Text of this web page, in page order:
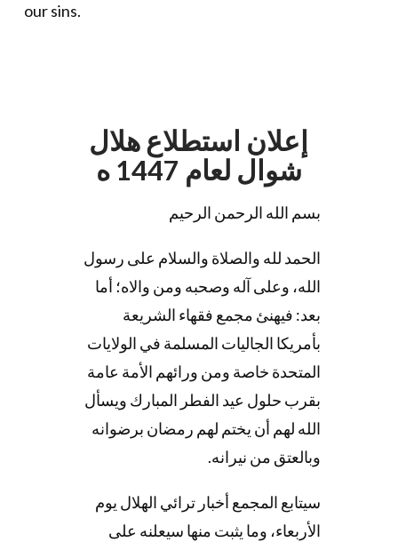
our sins.
إعلان استطلاع هلال
شوال لعام 1447 ه
بسم الله الرحمن الرحيم
الحمد لله والصلاة والسلام على رسول
الله، وعلى آله وصحبه ومن والاه؛ أما
بعد: فيهنئ مجمع فقهاء الشريعة
بأمريكا الجاليات المسلمة في الولايات
المتحدة خاصة ومن ورائهم الأمة عامة
بقرب حلول عيد الفطر المبارك ويسأل
الله لهم أن يختم لهم رمضان برضوانه
وبالعتق من نيرانه.
سيتابع المجمع أخبار ترائي الهلال يوم
الأربعاء، وما يثبت منها سيعلنه على